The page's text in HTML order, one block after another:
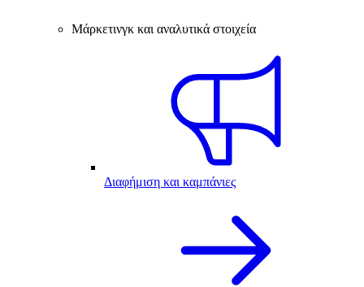
Μάρκετινγκ και αναλυτικά στοιχεία
Διαφήμιση και καμπάνιες